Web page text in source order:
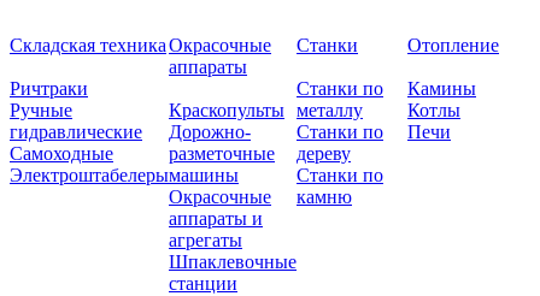
Складская техника
Ричтраки
Ручные
гидравлические
Самоходные
Электроштабелеры
Окрасочные
аппараты
Краскопульты
Дорожно-
разметочные
машины
Окрасочные
аппараты и
агрегаты
Шпаклевочные
станции
Станки
Станки по
металлу
Станки по
дереву
Станки по
камню
Отопление
Камины
Котлы
Печи